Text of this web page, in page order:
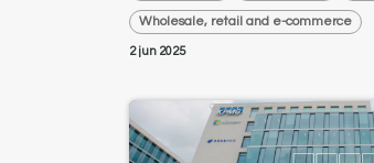
Wholesale, retail and e-commerce
2 jun 2025